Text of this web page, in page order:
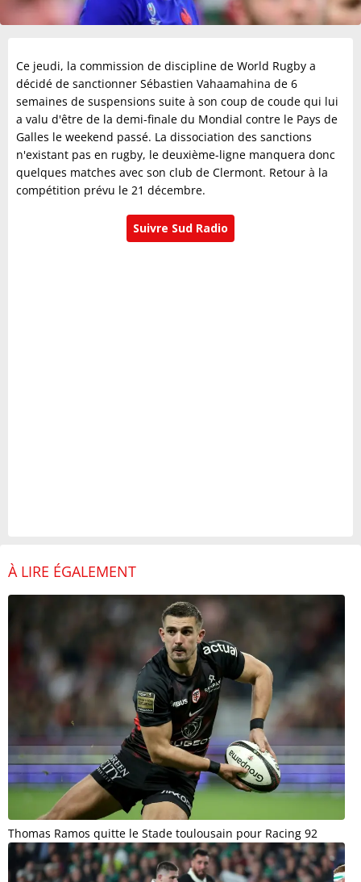
Ce jeudi, la commission de discipline de World Rugby a
décidé de sanctionner Sébastien Vahaamahina de 6
semaines de suspensions suite à son coup de coude qui lui
a valu d'être de la demi-finale du Mondial contre le Pays de
Galles le weekend passé. La dissociation des sanctions
n'existant pas en rugby, le deuxième-ligne manquera donc
quelques matches avec son club de Clermont. Retour à la
compétition prévu le 21 décembre.
Suivre Sud Radio
À LIRE ÉGALEMENT
Thomas Ramos quitte le Stade toulousain pour Racing 92